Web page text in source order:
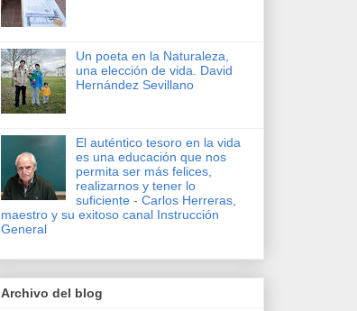
Un poeta en la Naturaleza,
una elección de vida. David
Hernández Sevillano
El auténtico tesoro en la vida
es una educación que nos
permita ser más felices,
realizarnos y tener lo
suficiente - Carlos Herreras,
maestro y su exitoso canal Instrucción
General
Archivo del blog